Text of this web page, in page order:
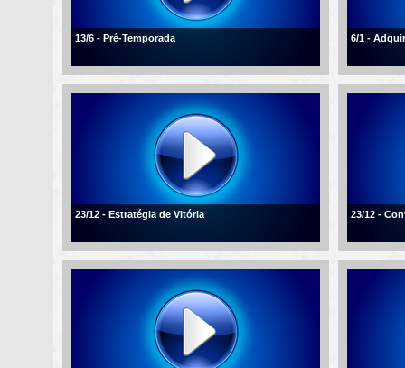
13/6 - Pré-Temporada 6/1 -
23/12 - Estratégia de Vitória 23/12 -